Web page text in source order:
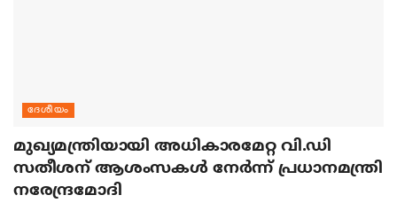
ദേശീയം
മുഖ്യമന്ത്രിയായി അധികാരമേറ്റ വി.ഡി
സതീശന് ആശംസകള്‍ നേര്‍ന്ന് പ്രധാനമന്ത്രി
നരേന്ദ്രമോദി